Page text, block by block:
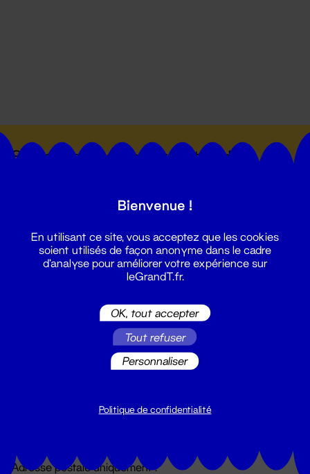
Suivez toutes les actualités du
Du lundi au vendredi 14h → 18h
Adresse postale uniquement :
Bienvenue !
En utilisant ce site, vous acceptez que les cookies
soient utilisés de façon anonyme dans le cadre
d'analyse pour améliorer votre expérience sur
leGrandT.fr.
OK, tout accepter
Tout refuser
Personnaliser
Politique de confidentialité